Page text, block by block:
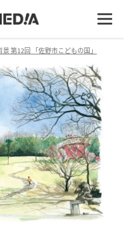
第12回 「佐野市こどもの国」